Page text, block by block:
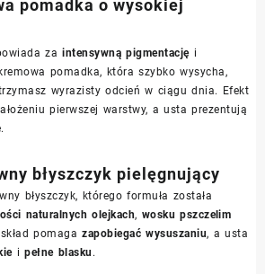
pomadka o wysokiej
zaintensywną pigmentacjęi
pomadka, która szybko wysycha,
wyrazisty odcień w ciągu dnia. Efekt
pierwszej warstwy, a usta prezentują
błyszczyk pielęgnujący
błyszczyk, którego formuła została
naturalnych olejkach, wosku pszczelim
pomagazapobiegać wysuszaniu, a usta
ipełne blasku .